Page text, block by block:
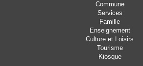
Commune
Services
Famille
Enseignement
Culture et Loisirs
Tourisme
Kiosque